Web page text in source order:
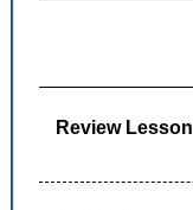
Review Lesson